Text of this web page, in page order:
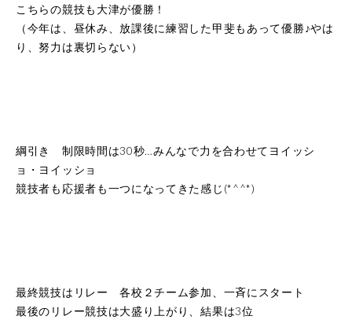
こちらの競技も大津が優勝！
（今年は、昼休み、放課後に練習した甲斐もあって優勝♪やは
り、努力は裏切らない）
綱引き 制限時間は30秒…みんなで力を合わせてヨイッシ
ョ・ヨイッショ
競技者も応援者も一つになってきた感じ(*^^*)
最終競技はリレー 各校２チーム参加、一斉にスタート
最後のリレー競技は大盛り上がり、結果は3位